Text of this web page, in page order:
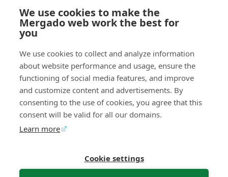
Audit Kontakt
export má svoju verejnú
Dashboardy je možné tiež
jednoducho a prehľadne.
Kde mi príde upozornenie
vám môže prísť do
priamo do Slacku,
Pre projekty
We use cookies to make the
Mergado web work the best for
you
We use cookies to collect and analyze information
about website performance and usage, ensure the
functioning of social media features, and improve
and customize content and advertisements. By
consenting to the use of cookies, you agree that this
consent will be valid for all our domains.
Learn more
Cookie settings